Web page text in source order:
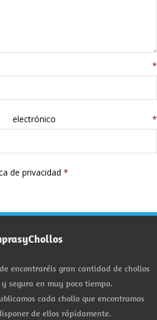
*
*
de privacidad *
encontraréis gran cantidad de chollos
segura en muy poco tiempo.
cada chollo que encontramos
de ellos rápidamente.